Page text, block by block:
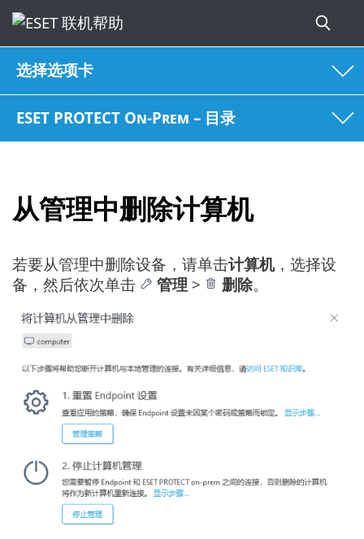
选择选项卡
ESET PROTECT On-Prem – 目录
从管理中删除计算机
若要从管理中删除设备，请单击计算机，选择设
备，然后依次单击
管理 > 删除。